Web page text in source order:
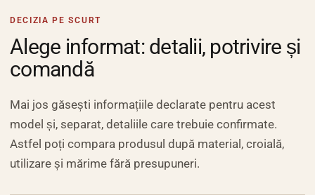
DECIZIA PE SCURT
Alege informat: detalii, potrivire și
comandă
Mai jos găsești informațiile declarate pentru acest
model și, separat, detaliile care trebuie confirmate.
Astfel poți compara produsul după material, croială,
utilizare și mărime fără presupuneri.